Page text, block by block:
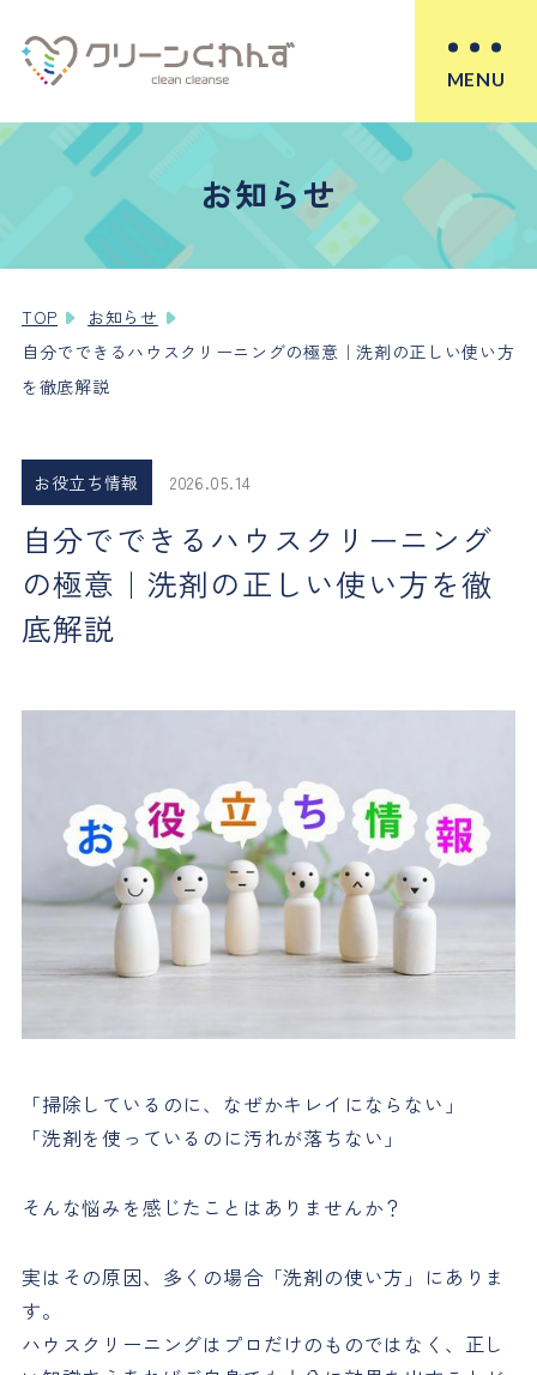
MENU
お知らせ
TOP
お知らせ
自分でできるハウスクリーニングの極意｜洗剤の正しい使い方
を徹底解説
お役立ち情報 2026.05.14
自分でできるハウスクリーニング
の極意｜洗剤の正しい使い方を徹
底解説
「掃除しているのに、なぜかキレイにならない」
「洗剤を使っているのに汚れが落ちない」
そんな悩みを感じたことはありませんか？
実はその原因、多くの場合「洗剤の使い方」にありま
す。
ハウスクリーニングはプロだけのものではなく、正し